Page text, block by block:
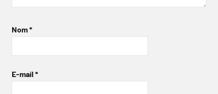
Nom*
E-mail *